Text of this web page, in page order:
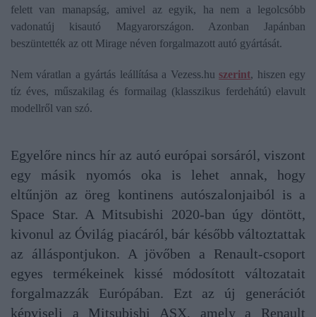
felett van manapság, amivel az egyik, ha nem a legolcsóbb
vadonatúj kisautó Magyarországon. Azonban Japánban
beszüntették az ott Mirage néven forgalmazott autó gyártását.
Nem váratlan a gyártás leállítása a Vezess.huszerint, hiszen egy
tíz éves, műszakilag és formailag (klasszikus ferdehátú) elavult
modellről van szó.
Egyelőre nincs hír az autó európai sorsáról, viszont
egy másik nyomós oka is lehet annak, hogy
eltűnjön az öreg kontinens autószalonjaiból is a
Space Star. A Mitsubishi 2020-ban úgy döntött,
kivonul az Óvilág piacáról, bár később változtattak
az álláspontjukon. A jövőben a Renault-csoport
egyes termékeinek kissé módosított változatait
forgalmazzák Európában. Ezt az új generációt
képviseli a Mitsubishi ASX, amely a Renault